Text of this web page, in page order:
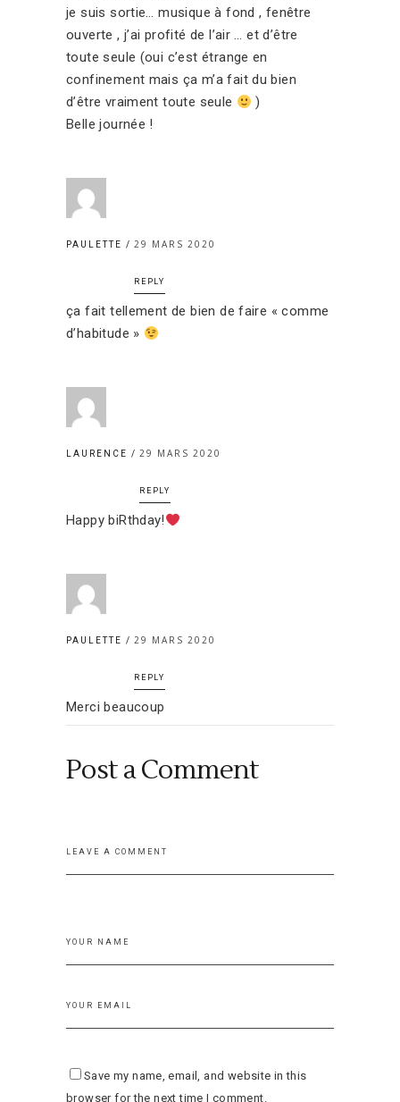
je suis sortie… musique à fond , fenêtre
ouverte , j’ai profité de l’air … et d’être
toute seule (oui c’est étrange en
confinement mais ça m’a fait du bien
d’être vraiment toute seule
)
Belle journée !
PAULETTE 29 MARS 2020
REPLY
ça fait tellement de bien de faire « comme
d’habitude »
LAURENCE 29 MARS 2020
REPLY
Happy biRthday!
PAULETTE 29 MARS 2020
REPLY
Merci beaucoup
Post a Comment
Save my name, email, and website in this
browser for the next time I comment.